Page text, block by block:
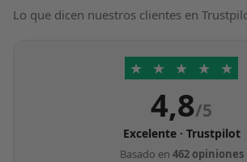
Lo que dicen nuestros clientes en
★ ★ ★ ★ ★
4,8/5
Excelente · Trustpilot
Basado en 462 opiniones